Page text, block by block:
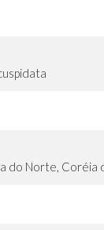
do Norte, Coréia